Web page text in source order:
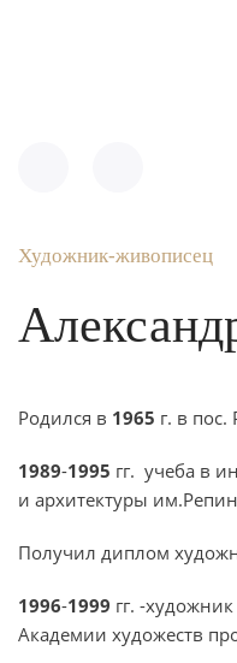
Художник-живописец
Родился в 1965 г. в
1989-1995 гг. учеба в
и архитектуры
Получил диплом
1996-1999 гг. -
Академии художеств